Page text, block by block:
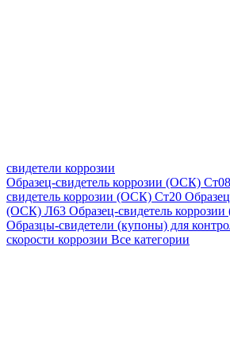
свидетели коррозии
Образец-свидетель коррозии (ОСК)
свидетель коррозии (ОСК) Ст20
(ОСК) Л63 Образец-свидетель
Образцы-свидетели (купоны) для
скорости коррозии Все категории